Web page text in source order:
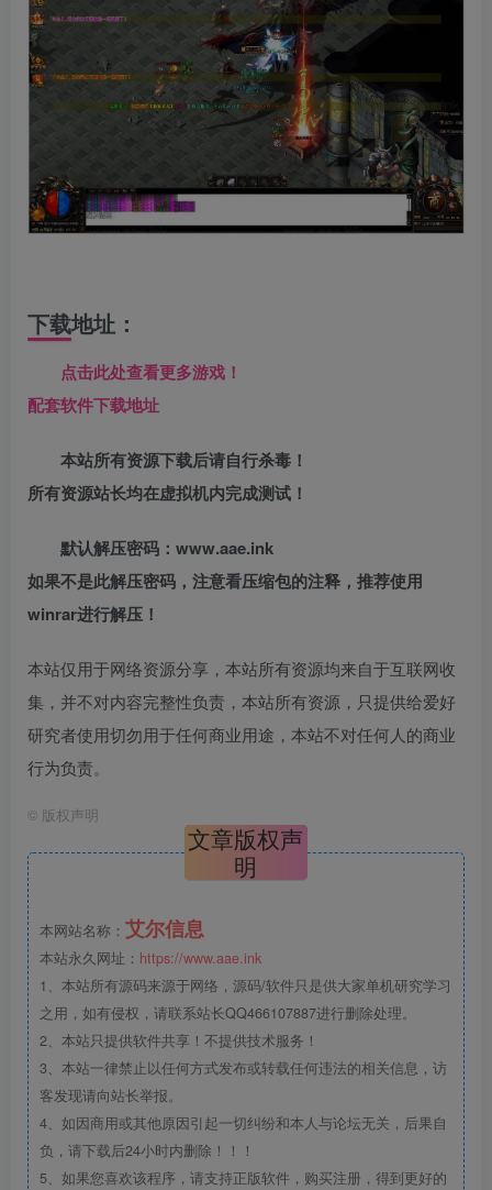
下载地址：
点击此处查看更多游戏！
配套软件下载地址
本站所有资源下载后请自行杀毒！
所有资源站长均在虚拟机内完成测试！
默认解压密码：www.aae.ink
如果不是此解压密码，注意看压缩包的注释，推荐使用
winrar进行解压！
本站仅用于网络资源分享，本站所有资源均来自于互联网收
集，并不对内容完整性负责，本站所有资源，只提供给爱好
研究者使用切勿用于任何商业用途，本站不对任何人的商业
行为负责。
© 版权声明
文章版权声
明
本网站名称： 艾尔信息
本站永久网址： https://www.aae.ink
1、本站所有源码来源于网络，源码/软件只是供大家单机研究学习
之用，如有侵权，请联系站长QQ466107887进行删除处理。
2、本站只提供软件共享！不提供技术服务！
3、本站一律禁止以任何方式发布或转载任何违法的相关信息，访
客发现请向站长举报。
4、如因商用或其他原因引起一切纠纷和本人与论坛无关，后果自
负，请下载后24小时内删除！！！
5、如果您喜欢该程序，请支持正版软件，购买注册，得到更好的